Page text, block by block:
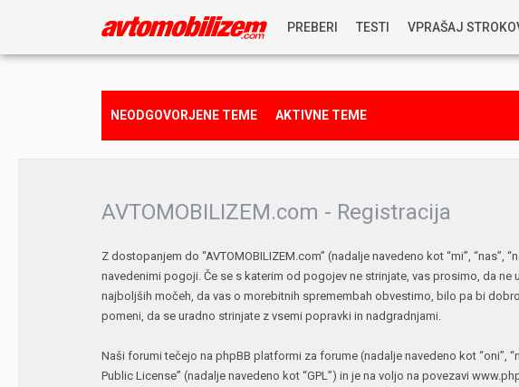
PREBERI TESTI VPRAŠAJ
KOSTJA PRIHODA
TOMAŽ DEMŠAR
ALEŠ ARNŠEK
PREDELAVE
ALEKS HUMAR IN
PNEVMATIKE
NEODGOVORJENE TEME AKTIVNE TEME
AVTOMOBILIZEM.com - Registracija
Z dostopanjem do “AVTOMOBILIZEM.com” (nadalje navedeno kot “mi”,
navedenimi pogoji. Če se s katerim od pogojev ne strinjate, vas prosimo, da
najboljših močeh, da vas o morebitnih spremembah obvestimo, bilo pa bi
pomeni, da se uradno strinjate z vsemi popravki in nadgradnjami.
Naši forumi tečejo na phpBB platformi za forume (nadalje navedeno kot “oni”,
Public License” (nadalje navedeno kot “GPL”) in je na voljo na povezavi